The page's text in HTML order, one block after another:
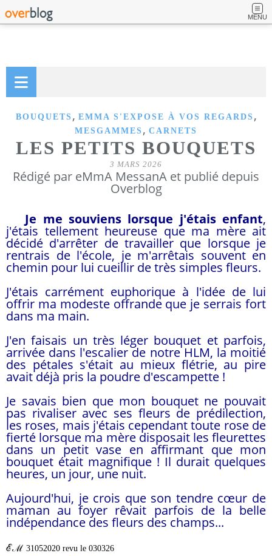
MENU
BOUQUETS , EMMA S'EXPOSE À VOS REGARDS ,
MESGAMMES , CARNETS
LES PETITS BOUQUETS
3 MARS 2026
Rédigé par eMmA MessanA et publié depuis
Overblog
Je me souviens lorsque j'étais enfant,
j'étais tellement heureuse que ma mère ait
décidé d'arrêter de travailler que lorsque je
rentrais de l'école, je m'arrêtais souvent en
chemin pour lui cueillir de très simples fleurs.
J'étais carrément euphorique à l'idée de lui
offrir ma modeste offrande que je serrais fort
dans ma main.
J'en faisais un très léger bouquet et parfois,
arrivée dans l'escalier de notre HLM, la moitié
des pétales s'était au mieux flétrie, au pire
avait déjà pris la poudre d'escampette !
Je savais bien que mon bouquet ne pouvait
pas rivaliser avec ses fleurs de prédilection,
les roses, mais j'étais cependant toute rose de
fierté lorsque ma mère disposait les fleurettes
dans un petit vase en affirmant que mon
bouquet était magnifique ! Il durait quelques
heures, un jour, une nuit.
Aujourd'hui, je crois que son tendre cœur de
maman au foyer rêvait parfois de la belle
indépendance des fleurs des champs...
ℰℳ 31052020 revu le 030326